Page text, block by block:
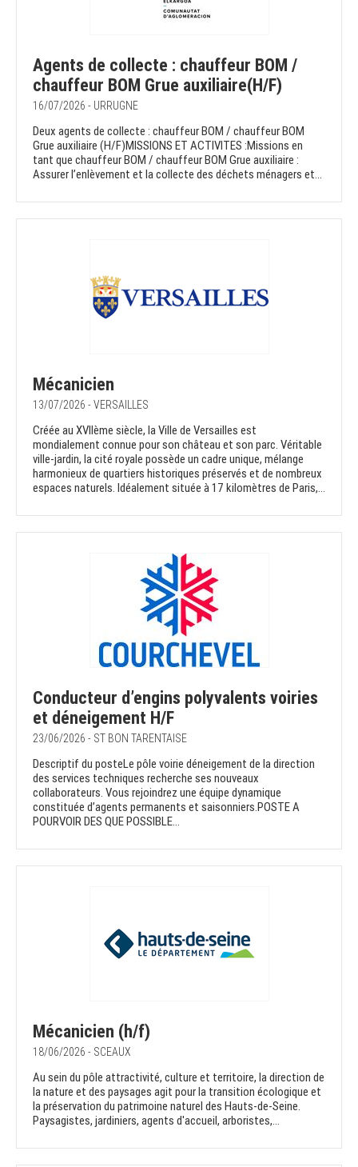
Agents de collecte : chauffeur BOM /
chauffeur BOM Grue auxiliaire(H/F)
16/07/2026 - URRUGNE
Deux agents de collecte : chauffeur BOM / chauffeur BOM
Grue auxiliaire (H/F)MISSIONS ET ACTIVITES :Missions en
tant que chauffeur BOM / chauffeur BOM Grue auxiliaire :
Assurer l’enlèvement et la collecte des déchets ménagers et...
Mécanicien
13/07/2026 - VERSAILLES
Créée au XVIIème siècle, la Ville de Versailles est
mondialement connue pour son château et son parc. Véritable
ville-jardin, la cité royale possède un cadre unique, mélange
harmonieux de quartiers historiques préservés et de nombreux
espaces naturels. Idéalement située à 17 kilomètres de Paris,...
Conducteur d’engins polyvalents voiries
et déneigement H/F
23/06/2026 - ST BON TARENTAISE
Descriptif du posteLe pôle voirie déneigement de la direction
des services techniques recherche ses nouveaux
collaborateurs. Vous rejoindrez une équipe dynamique
constituée d’agents permanents et saisonniers.POSTE A
POURVOIR DES QUE POSSIBLE...
Mécanicien (h/f)
18/06/2026 - SCEAUX
Au sein du pôle attractivité, culture et territoire, la direction de
la nature et des paysages agit pour la transition écologique et
la préservation du patrimoine naturel des Hauts-de-Seine.
Paysagistes, jardiniers, agents d'accueil, arboristes,...